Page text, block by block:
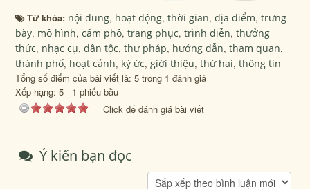
Từ khóa: nội dung, hoạt động,thời gian,địa điểm,trưng
bày, mô hình,cẩm phô,trang phục,trình diễn,thưởng
thức, nhạc cụ,dân tộc,thư pháp, hướng dẫn,tham quan,
thành phố, hoạt cảnh, ký ức,giới thiệu,thứ hai,thông tin
Tổng số điểm của bài viết là: 5 trong 1 đánh giá
Xếp hạng:5 - 1 phiếu bầu
Click để đánh giá bài viết
Ý kiến bạn đọc